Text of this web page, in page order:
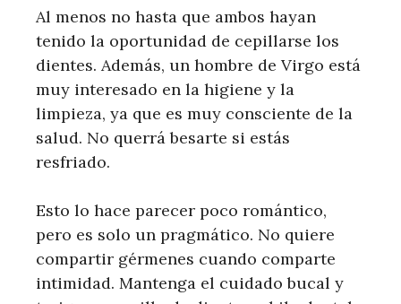
Al menos no hasta que ambos hayan
tenido la oportunidad de cepillarse los
dientes. Además, un hombre de Virgo está
muy interesado en la higiene y la
limpieza, ya que es muy consciente de la
salud. No querrá besarte si estás
resfriado.
Esto lo hace parecer poco romántico,
pero es solo un pragmático. No quiere
compartir gérmenes cuando comparte
intimidad. Mantenga el cuidado bucal y